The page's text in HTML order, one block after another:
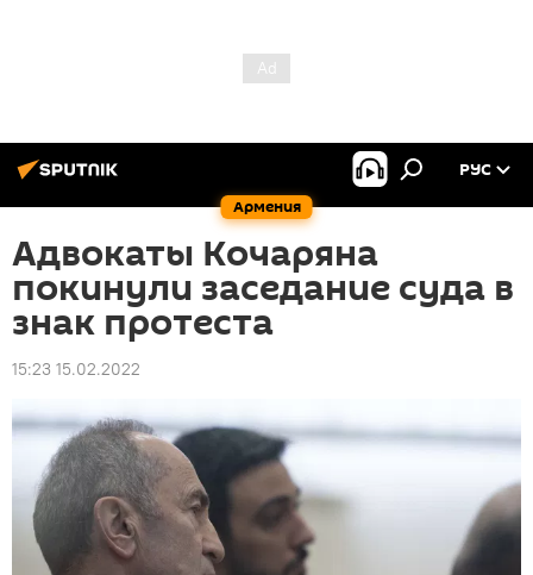
Армения
РУС
Адвокаты Кочаряна
покинули заседание суда в
знак протеста
15:23 15.02.2022